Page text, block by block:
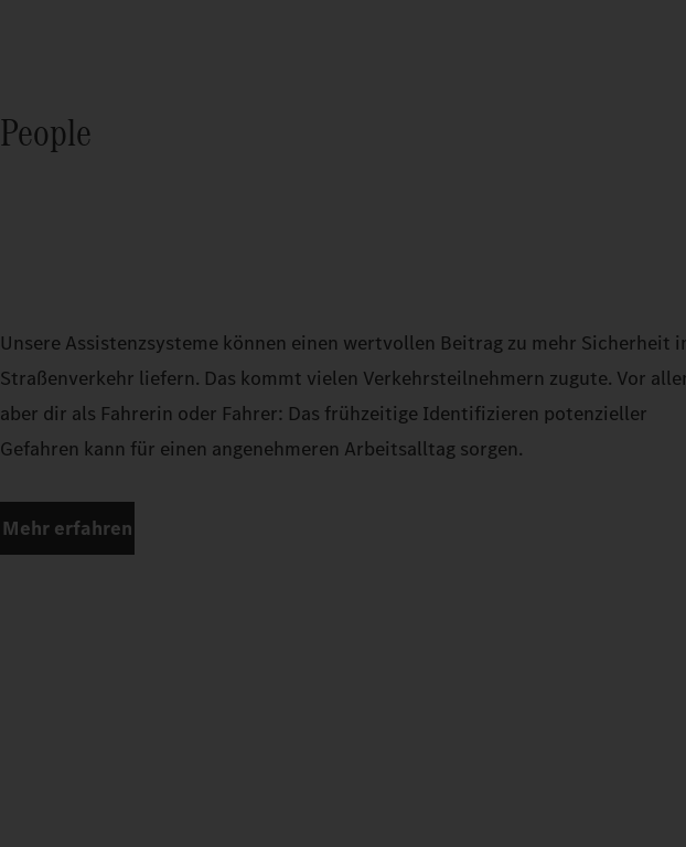
People
Unsere Assistenzsysteme können einen wertvollen Beitrag zu mehr Sicherheit
Straßenverkehr liefern. Das kommt vielen Verkehrsteilnehmern zugute. Vor
aber dir als Fahrerin oder Fahrer: Das frühzeitige Identifizieren potenzieller
Gefahren kann für einen angenehmeren Arbeitsalltag sorgen.
Mehr erfahren